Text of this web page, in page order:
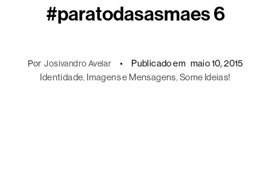
#paratodasasmaes 6
Por Josivandro Avelar Publicado em maio 10, 2015
Identidade, Imagens e Mensagens, Some Ideias!